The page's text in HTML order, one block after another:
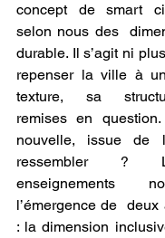
concept de smart
selon nous des
durable. Il s’agit ni
repenser la ville à
texture, sa
remises en
nouvelle, issue de
ressembler ?
enseignements
l’émergence de
: la dimension